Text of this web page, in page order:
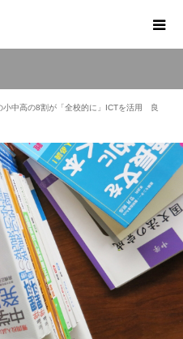
小中高の8割が「全校的に」ICTを活用 良